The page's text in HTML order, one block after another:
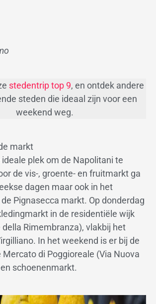
stedentrip top 9, en ontdek andere
steden die ideaal zijn voor een
weekend weg.
markt
plek om de Napolitani te
de vis-, groente- en fruitmarkt ga
dagen maar ook in het
Pignasecca markt. Op donderdag
in de residentiële wijk
della Rimembranza), vlakbij het
In het weekend is er bij de
Mercato di Poggioreale (Via Nuova
schoenenmarkt.